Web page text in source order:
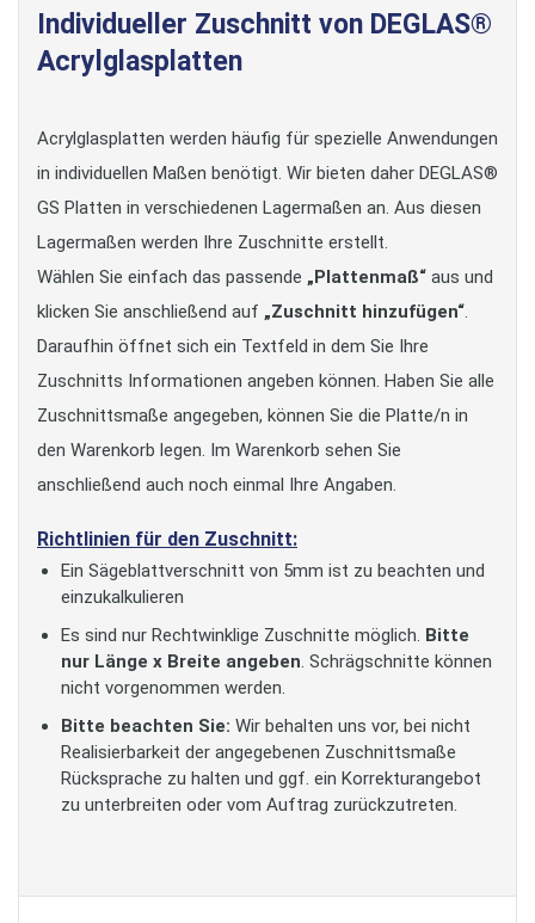
Individueller Zuschnitt von DEGLAS®
Acrylglasplatten
Acrylglasplatten werden häufig für spezielle Anwendungen
in individuellen Maßen benötigt. Wir bieten daher DEGLAS®
GS Platten in verschiedenen Lagermaßen an. Aus diesen
Lagermaßen werden Ihre Zuschnitte erstellt.
Wählen Sie einfach das passende „Plattenmaß“ aus und
klicken Sie anschließend auf „Zuschnitt hinzufügen“.
Daraufhin öffnet sich ein Textfeld in dem Sie Ihre
Zuschnitts Informationen angeben können. Haben Sie alle
Zuschnittsmaße angegeben, können Sie die Platte/n in
den Warenkorb legen. Im Warenkorb sehen Sie
anschließend auch noch einmal Ihre Angaben.
Richtlinien für den Zuschnitt:
Ein Sägeblattverschnitt von 5mm ist zu beachten und
einzukalkulieren
Es sind nur Rechtwinklige Zuschnitte möglich. Bitte
nur Länge x Breite angeben. Schrägschnitte können
nicht vorgenommen werden.
Bitte beachten Sie: Wir behalten uns vor, bei nicht
Realisierbarkeit der angegebenen Zuschnittsmaße
Rücksprache zu halten und ggf. ein Korrekturangebot
zu unterbreiten oder vom Auftrag zurückzutreten.